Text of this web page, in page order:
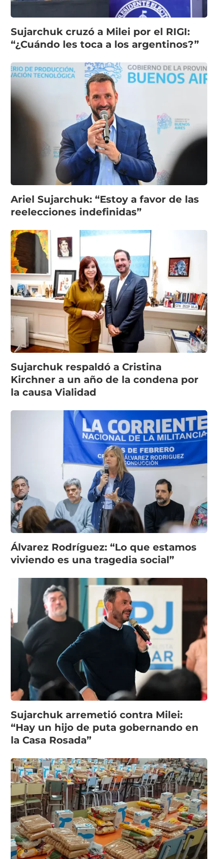
Sujarchuk cruzó a Milei por el RIGI:
“¿Cuándo les toca a los argentinos?”
Ariel Sujarchuk: “Estoy a favor de las
reelecciones indefinidas”
Sujarchuk respaldó a Cristina
Kirchner a un año de la condena por
la causa Vialidad
Álvarez Rodríguez: “Lo que estamos
viviendo es una tragedia social”
Sujarchuk arremetió contra Milei:
“Hay un hijo de puta gobernando en
la Casa Rosada”